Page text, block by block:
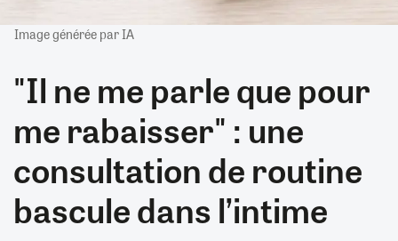
Image générée par IA
"Il ne me parle que pour
me rabaisser" : une
consultation de routine
bascule dans l’intime